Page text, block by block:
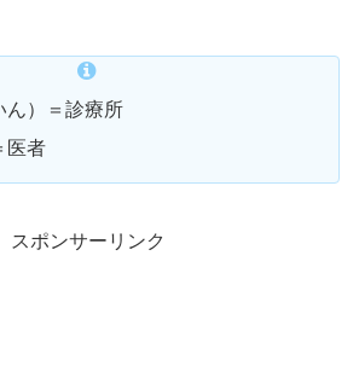
ん）＝診療所
医者
スポンサーリンク